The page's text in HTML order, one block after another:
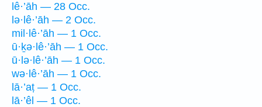
lê·’āh — 28 Occ.
lə·lê·’āh — 2 Occ.
mil·lê·’āh — 1 Occ.
ū·ḵə·lê·’āh — 1 Occ.
ū·lə·lê·’āh — 1 Occ.
wə·lê·’āh — 1 Occ.
lā·’aṭ — 1 Occ.
lā·’êl — 1 Occ.